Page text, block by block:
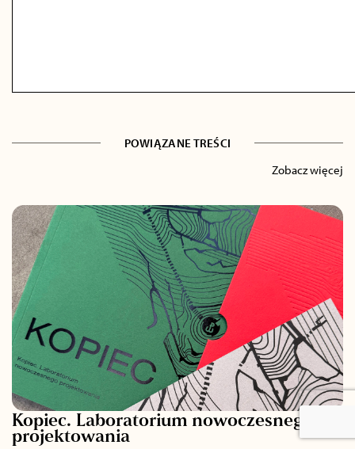
POWIĄZANE TREŚCI
Zobacz więcej
Kopiec. Laboratorium nowoczesnego
projektowania